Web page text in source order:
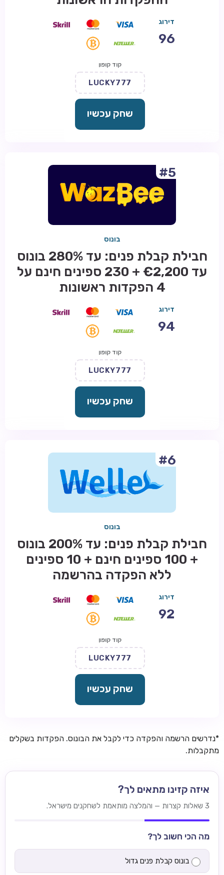
דירוג
96
קוד קופון
LUCKY777
שחק עכשיו
#5
בונוס
חבילת קבלת פנים: עד 280% בונוס
עד €2,200 + 230 ספינים חינם על
4 הפקדות ראשונות
דירוג
94
קוד קופון
LUCKY777
שחק עכשיו
#6
בונוס
חבילת קבלת פנים: עד 200% בונוס
+ 100 ספינים חינם + 10 ספינים
ללא הפקדה בהרשמה
דירוג
92
קוד קופון
LUCKY777
שחק עכשיו
*נדרשים הרשמה והפקדה כדי לקבל את הבונוס. הפקדות בשקלים
מתקבלות.
איזה קזינו מתאים לך?
3 שאלות קצרות — והמלצה מותאמת לשחקנים מישראל.
מה הכי חשוב לך?
בונוס קבלת פנים גדול